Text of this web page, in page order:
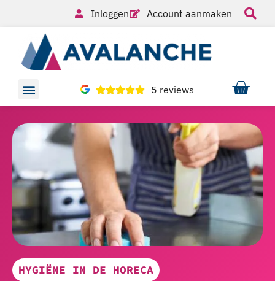
Inloggen Account aanmaken
5 reviews
HYGIËNE IN DE HORECA